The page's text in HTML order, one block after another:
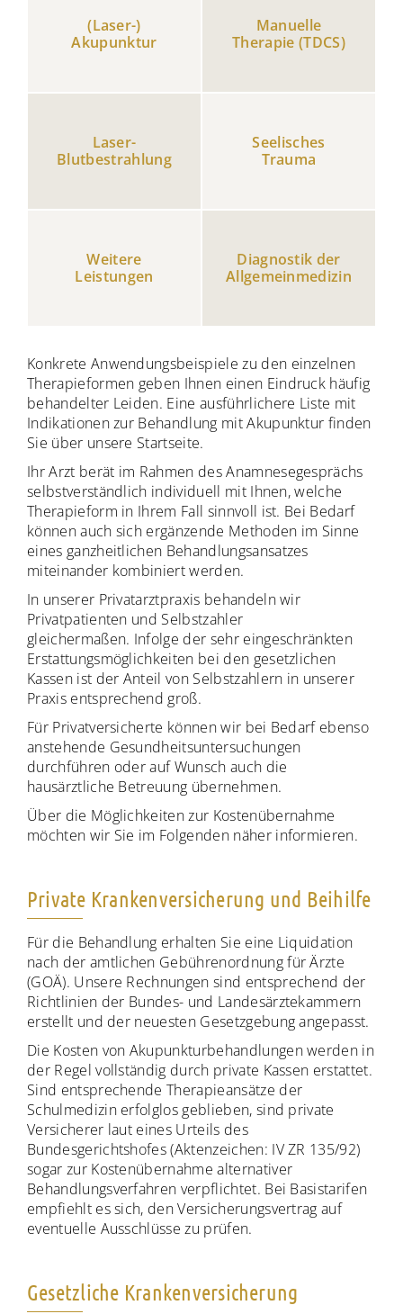
(Laser-)
Akupunktur
Manuelle
Therapie (TDCS)
Laser-
Blutbestrahlung
Seelisches
Trauma
Weitere
Leistungen
Diagnostik der
Allgemeinmedizin
Konkrete Anwendungsbeispiele zu den einzelnen
Therapieformen geben Ihnen einen Eindruck häufig
behandelter Leiden. Eine ausführlichere Liste mit
Indikationen zur Behandlung mit Akupunktur finden
Sie über unsere Startseite.
Ihr Arzt berät im Rahmen des Anamnesegesprächs
selbstverständlich individuell mit Ihnen, welche
Therapieform in Ihrem Fall sinnvoll ist. Bei Bedarf
können auch sich ergänzende Methoden im Sinne
eines ganzheitlichen Behandlungsansatzes
miteinander kombiniert werden.
In unserer Privatarztpraxis behandeln wir
Privatpatienten und Selbstzahler
gleichermaßen. Infolge der sehr eingeschränkten
Erstattungsmöglichkeiten bei den gesetzlichen
Kassen ist der Anteil von Selbstzahlern in unserer
Praxis entsprechend groß.
Für Privatversicherte können wir bei Bedarf ebenso
anstehende Gesundheitsuntersuchungen
durchführen oder auf Wunsch auch die
hausärztliche Betreuung übernehmen.
Über die Möglichkeiten zur Kostenübernahme
möchten wir Sie im Folgenden näher informieren.
Private Krankenversicherung und Beihilfe
Für die Behandlung erhalten Sie eine Liquidation
nach der amtlichen Gebührenordnung für Ärzte
(GOÄ). Unsere Rechnungen sind entsprechend der
Richtlinien der Bundes- und Landesärztekammern
erstellt und der neuesten Gesetzgebung angepasst.
Die Kosten von Akupunkturbehandlungen werden in
der Regel vollständig durch private Kassen erstattet.
Sind entsprechende Therapieansätze der
Schulmedizin erfolglos geblieben, sind private
Versicherer laut eines Urteils des
Bundesgerichtshofes (Aktenzeichen: IV ZR 135/92)
sogar zur Kostenübernahme alternativer
Behandlungsverfahren verpflichtet. Bei Basistarifen
empfiehlt es sich, den Versicherungsvertrag auf
eventuelle Ausschlüsse zu prüfen.
Gesetzliche Krankenversicherung